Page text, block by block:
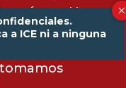
grúa en Nueva
eléctrica
a ICE ni a ninguna